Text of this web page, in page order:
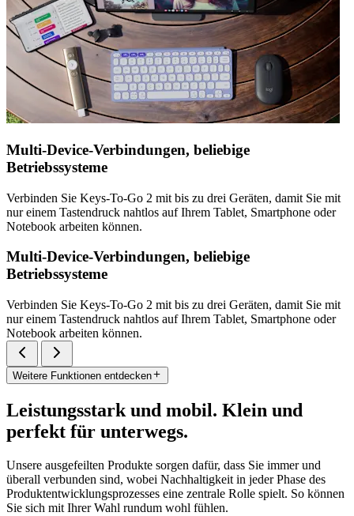
Multi-Device-Verbindungen, beliebige
Betriebssysteme
Verbinden Sie Keys-To-Go 2 mit bis zu drei Geräten, damit Sie mit
nur einem Tastendruck nahtlos auf Ihrem Tablet, Smartphone oder
Notebook arbeiten können.
Multi-Device-Verbindungen, beliebige
Betriebssysteme
Verbinden Sie Keys-To-Go 2 mit bis zu drei Geräten, damit Sie mit
nur einem Tastendruck nahtlos auf Ihrem Tablet, Smartphone oder
Notebook arbeiten können.
Weitere Funktionen entdecken
Leistungsstark und mobil. Klein und
perfekt für unterwegs.
Unsere ausgefeilten Produkte sorgen dafür, dass Sie immer und
überall verbunden sind, wobei Nachhaltigkeit in jeder Phase des
Produktentwicklungsprozesses eine zentrale Rolle spielt. So können
Sie sich mit Ihrer Wahl rundum wohl fühlen.